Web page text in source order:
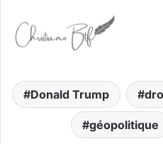
Donald Trump
géopolitique